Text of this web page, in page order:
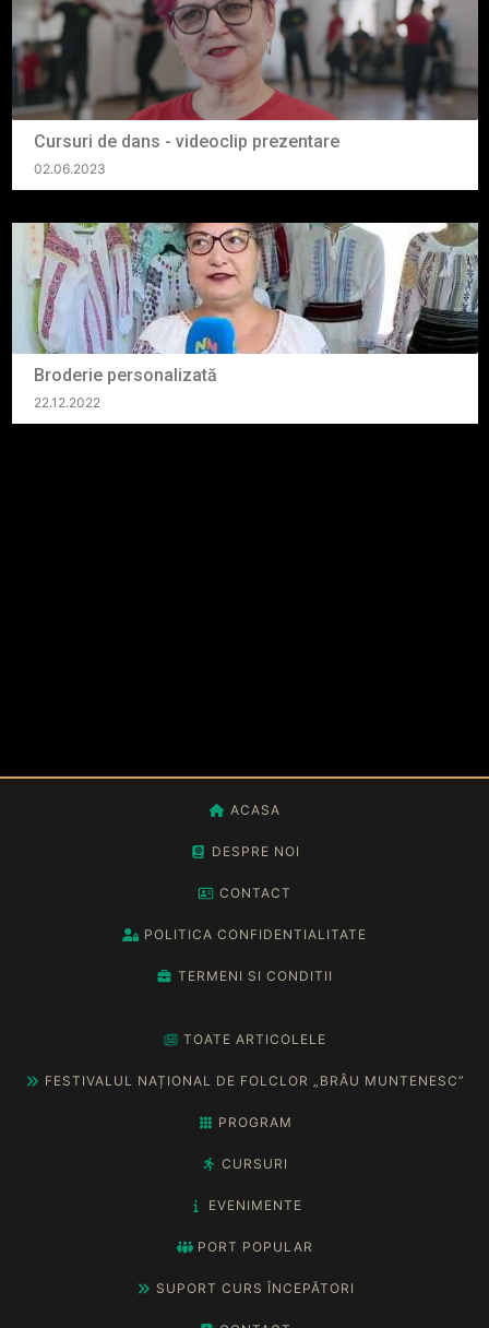
Cursuri de dans - videoclip prezentare
02.06.2023
Broderie personalizată
22.12.2022
ACASA
DESPRE NOI
CONTACT
POLITICA CONFIDENTIALITATE
TERMENI SI CONDITII
TOATE ARTICOLELE
FESTIVALUL NAȚIONAL DE FOLCLOR „BRÂU MUNTENESC”
PROGRAM
CURSURI
EVENIMENTE
PORT POPULAR
SUPORT CURS ÎNCEPĂTORI